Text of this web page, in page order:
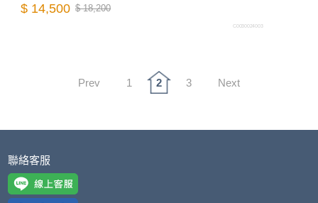
$ 14,500 $ 18,200
C0030024003
Prev 1 2 3 Next
聯絡客服